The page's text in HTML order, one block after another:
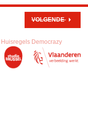
VOLGENDE
Huisregels Democrazy